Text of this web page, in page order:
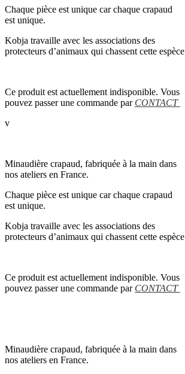
Chaque pièce est unique car chaque crapaud
est unique.
Kobja travaille avec les associations des
protecteurs d’animaux qui chassent cette espèce
Ce produit est actuellement indisponible. Vous
pouvez passer une commande par CONTACT
v
Minaudière crapaud, fabriquée à la main dans
nos ateliers en France.
Chaque pièce est unique car chaque crapaud
est unique.
Kobja travaille avec les associations des
protecteurs d’animaux qui chassent cette espèce
Ce produit est actuellement indisponible. Vous
pouvez passer une commande par CONTACT
Minaudière crapaud, fabriquée à la main dans
nos ateliers en France.